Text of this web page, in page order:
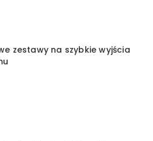
zestawy na szybkie wyjścia